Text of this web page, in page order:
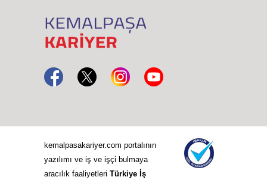
kemalpasakariyer.com portalının
yazılımı ve iş ve işçi bulmaya
aracılık faaliyetleri Türkiye İş